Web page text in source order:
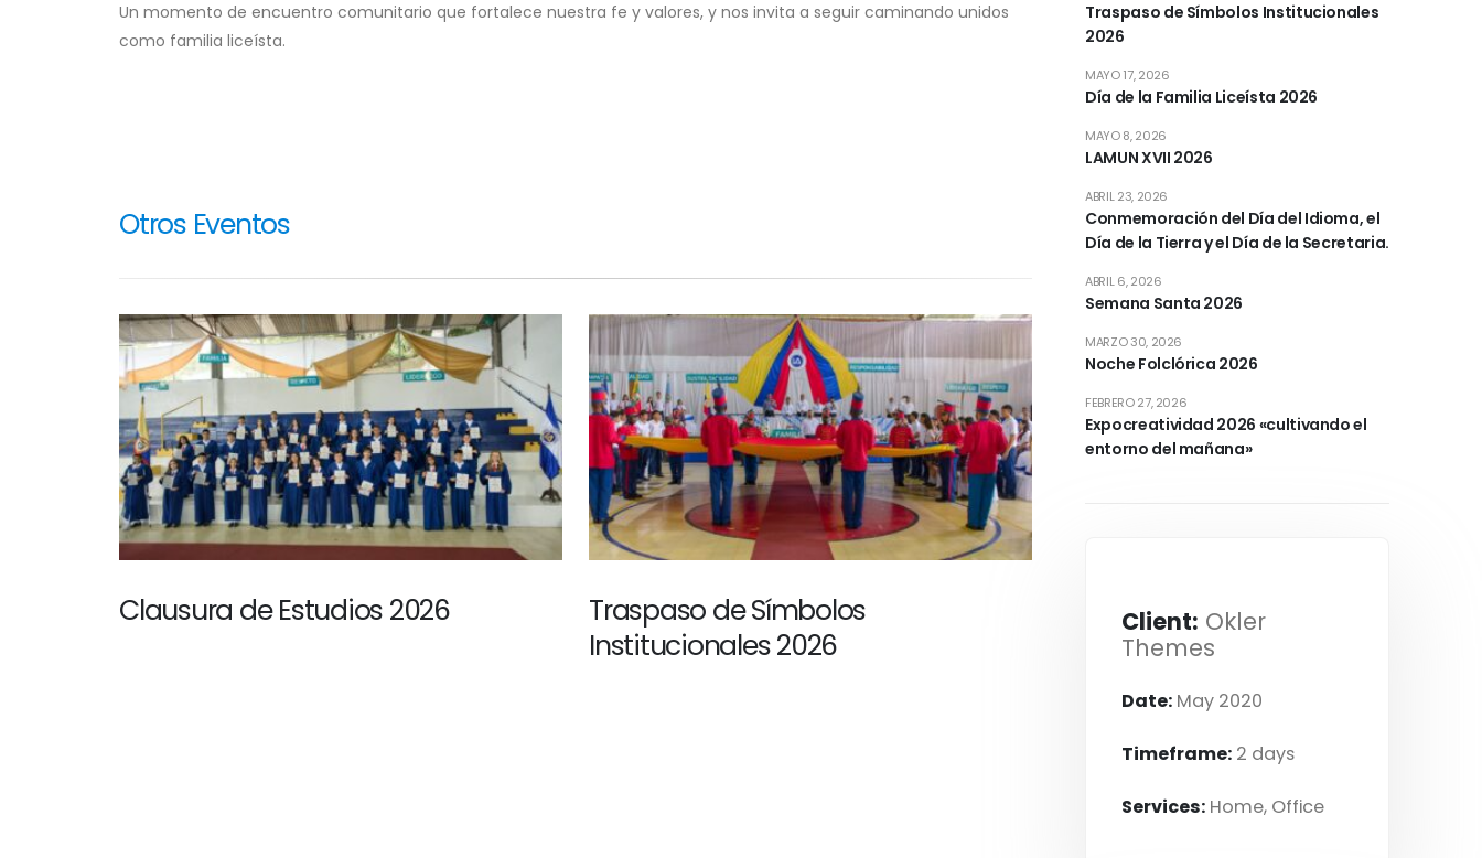
Un momento de encuentro comunitario que fortalece nuestra fe y valores, y nos invita a seguir caminando unidos
como familia liceísta.
Otros Eventos
Clausura de Estudios 2026
Traspaso de Símbolos
Institucionales 2026
Día de la Familia Liceísta 2026
Traspaso de Símbolos Institucionales
2026
Día de la Familia Liceísta 2026
MAYO 17, 2026
LAMUN XVII 2026
MAYO 8, 2026
Conmemoración del Día del Idioma, el
Día de la Tierra y el Día de la Secretaria.
ABRIL 23, 2026
Semana Santa 2026
ABRIL 6, 2026
Noche Folclórica 2026
MARZO 30, 2026
Expocreatividad 2026 «cultivando el
entorno del mañana»
FEBRERO 27, 2026
Client: Okler
Themes
Date: May 2020
Timeframe: 2 days
Services: Home, Office